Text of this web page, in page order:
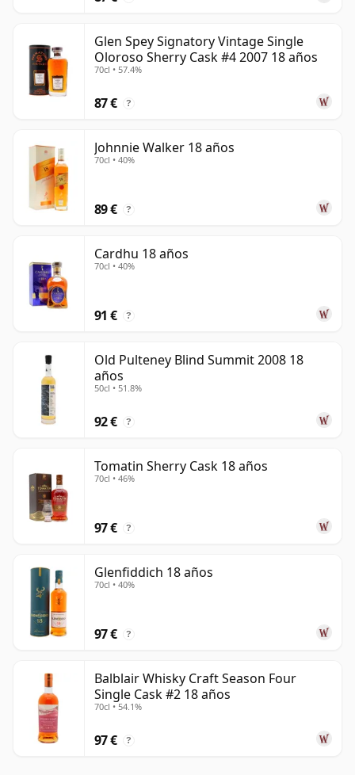
Glen Spey Signatory Vintage Single
Oloroso Sherry Cask #4 2007 18 años
70cl • 57.4%
87 € ?
Johnnie Walker 18 años
70cl • 40%
89 € ?
Cardhu 18 años
70cl • 40%
91 € ?
Old Pulteney Blind Summit 2008 18
años
50cl • 51.8%
92 € ?
Tomatin Sherry Cask 18 años
70cl • 46%
97 € ?
Glenfiddich 18 años
70cl • 40%
97 € ?
Balblair Whisky Craft Season Four
Single Cask #2 18 años
70cl • 54.1%
97 € ?